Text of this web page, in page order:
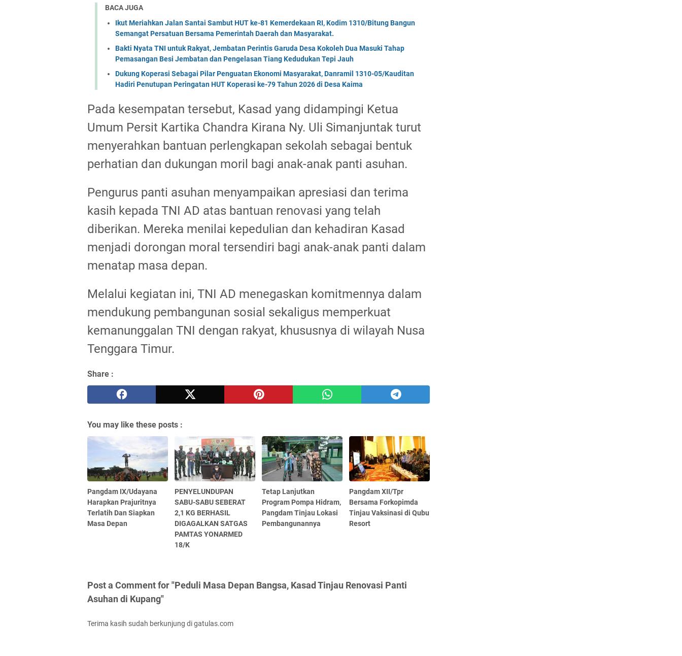
BACA JUGA
Ikut Meriahkan Jalan Santai Sambut HUT ke-81 Kemerdekaan RI, Kodim 1310/Bitung Bangun
Semangat Persatuan Bersama Pemerintah Daerah dan Masyarakat.
Bakti Nyata TNI untuk Rakyat, Jembatan Perintis Garuda Desa Kokoleh Dua Masuki Tahap
Pemasangan Besi Jembatan dan Pengelasan Tiang Kedudukan Tepi Jauh
Dukung Koperasi Sebagai Pilar Penguatan Ekonomi Masyarakat, Danramil 1310-05/Kauditan
Hadiri Penutupan Peringatan HUT Koperasi ke-79 Tahun 2026 di Desa Kaima
Pada kesempatan tersebut, Kasad yang didampingi Ketua
Umum Persit Kartika Chandra Kirana Ny. Uli Simanjuntak turut
menyerahkan bantuan perlengkapan sekolah sebagai bentuk
perhatian dan dukungan moril bagi anak-anak panti asuhan.
Pengurus panti asuhan menyampaikan apresiasi dan terima
kasih kepada TNI AD atas bantuan renovasi yang telah
diberikan. Mereka menilai kepedulian dan kehadiran Kasad
menjadi dorongan moral tersendiri bagi anak-anak panti dalam
menatap masa depan.
Melalui kegiatan ini, TNI AD menegaskan komitmennya dalam
mendukung pembangunan sosial sekaligus memperkuat
kemanunggalan TNI dengan rakyat, khususnya di wilayah Nusa
Tenggara Timur.
Share :
You may like these posts :
Pangdam IX/Udayana
Harapkan Prajuritnya
Terlatih Dan Siapkan
Masa Depan
PENYELUNDUPAN
SABU-SABU SEBERAT
2,1 KG BERHASIL
DIGAGALKAN SATGAS
PAMTAS YONARMED
18/K
Tetap Lanjutkan
Program Pompa Hidram,
Pangdam Tinjau Lokasi
Pembangunannya
Pangdam XII/Tpr
Bersama Forkopimda
Tinjau Vaksinasi di Qubu
Resort
Post a Comment for "Peduli Masa Depan Bangsa, Kasad Tinjau Renovasi Panti
Asuhan di Kupang"
Terima kasih sudah berkunjung di gatulas.com